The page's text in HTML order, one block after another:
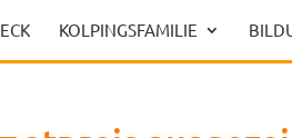
KOLPINGSFAMILIE